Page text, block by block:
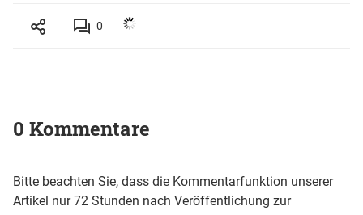
0
0 Kommentare
Bitte beachten Sie, dass die Kommentarfunktion unserer
Artikel nur 72 Stunden nach Veröffentlichung zur